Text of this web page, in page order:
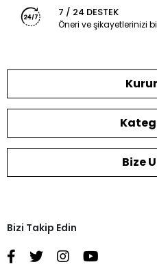
7 / 24 DESTEK
Öneri ve şikayetlerinizi
Bize
Bizi Takip Edin